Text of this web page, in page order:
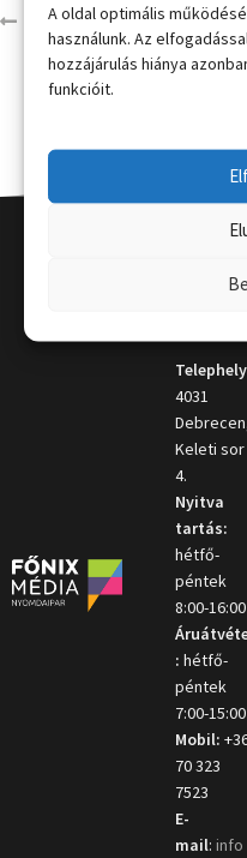
A oldal optimális
használunk. Az
hozzájárulás hiánya
funkcióit.
elelmiszercsomagolas
Telephely
4031
Keleti sor
4.
Nyitva
tartás:
hétfő-
péntek
8:00-16:00
: hétfő-
péntek
7:00-15:00
Mobil:
70 323
7523
E-
mail: info